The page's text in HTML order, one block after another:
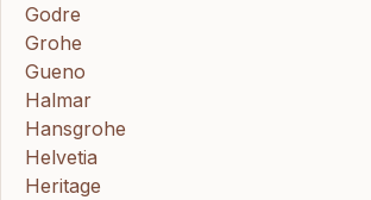
Godre
Grohe
Gueno
Halmar
Hansgrohe
Helvetia
Heritage